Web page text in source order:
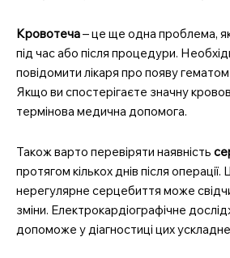
Кровотеча– це ще одна проблема,
під час або після процедури.
повідомити лікаря про появу гематом
Якщо ви спостерігаєте значну
термінова медична допомога.
Також варто перевіряти наявність
протягом кількох днів після
нерегулярне серцебиття може
зміни. Електрокардіографічне
допоможе у діагностиці цих